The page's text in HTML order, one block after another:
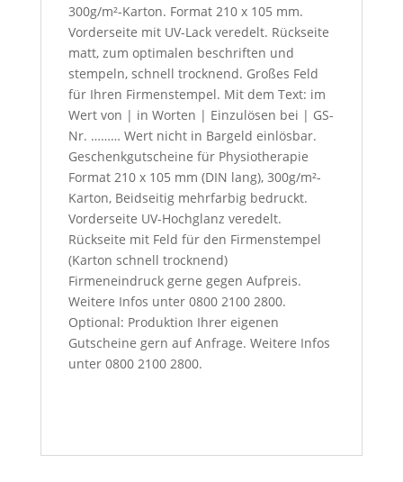
300g/m²-Karton. Format 210 x 105 mm.
Vorderseite mit UV-Lack veredelt. Rückseite
matt, zum optimalen beschriften und
stempeln, schnell trocknend. Großes Feld
für Ihren Firmenstempel. Mit dem Text: im
Wert von | in Worten | Einzulösen bei | GS-
Nr. ……… Wert nicht in Bargeld einlösbar.
Geschenkgutscheine für Physiotherapie
Format 210 x 105 mm (DIN lang), 300g/m²-
Karton, Beidseitig mehrfarbig bedruckt.
Vorderseite UV-Hochglanz veredelt.
Rückseite mit Feld für den Firmenstempel
(Karton schnell trocknend)
Firmeneindruck gerne gegen Aufpreis.
Weitere Infos unter 0800 2100 2800.
Optional: Produktion Ihrer eigenen
Gutscheine gern auf Anfrage. Weitere Infos
unter 0800 2100 2800.